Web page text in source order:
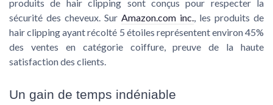
produits de hair clipping sont conçus pour respecter la
sécurité des cheveux. Sur Amazon.com inc., les produits de
hair clipping ayant récolté 5 étoiles représentent environ 45%
des ventes en catégorie coiffure, preuve de la haute
satisfaction des clients.
Un gain de temps indéniable